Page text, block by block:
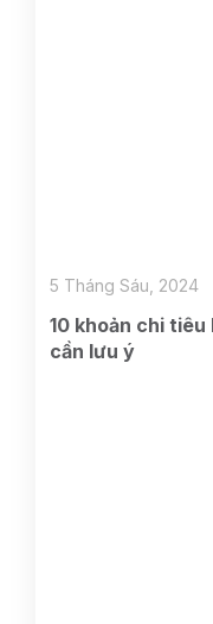
10 khoản chi
cần lưu ý
5 Tháng Sáu, 2024